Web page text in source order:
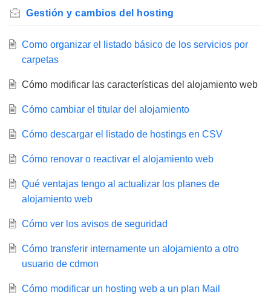
Gestión y cambios del hosting
Como organizar el listado básico de los servicios por
carpetas
Cómo modificar las características del alojamiento web
Cómo cambiar el titular del alojamiento
Cómo descargar el listado de hostings en CSV
Cómo renovar o reactivar el alojamiento web
Qué ventajas tengo al actualizar los planes de
alojamiento web
Cómo ver los avisos de seguridad
Cómo transferir internamente un alojamiento a otro
usuario de cdmon
Cómo modificar un hosting web a un plan Mail